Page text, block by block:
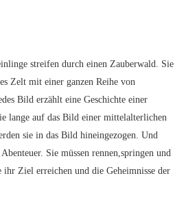
streifen durch einen Zauberwald. Sie
Zelt mit einer ganzen Reihe von
Bild erzählt eine Geschichte einer
lange auf das Bild einer mittelalterlichen
sie in das Bild hineingezogen. Und
Sie müssen rennen,springen und
ihr Ziel erreichen und die Geheimnisse der